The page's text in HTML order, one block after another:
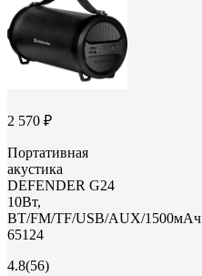
2 570 ₽
Портативная
акустика
DEFENDER G24
10Вт,
BT/FM/TF/USB/AUX/1500мАч
65124
4.8(56)